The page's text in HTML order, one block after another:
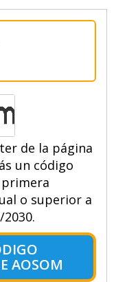
de la página
un código
primera
o superior a
AOSOM